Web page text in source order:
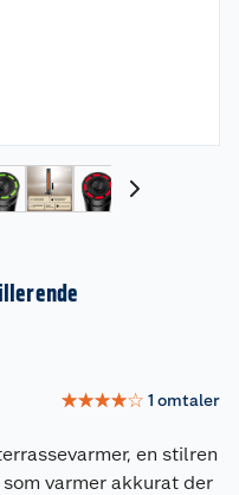
☆☆☆☆☆ 1 omtaler
en stilren
varmer akkurat der